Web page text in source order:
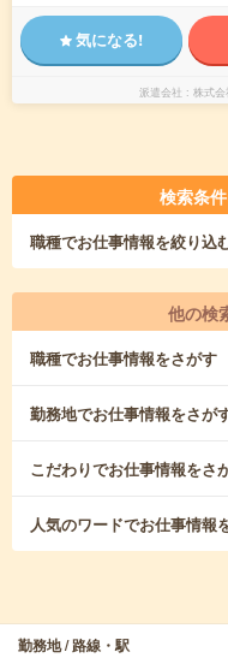
気になる!
派遣会社 株式会
検索条
職種でお仕事情報を絞り込
他の検
職種でお仕事情報をさがす
勤務地でお仕事情報をさが
こだわりでお仕事情報をさ
人気のワードでお仕事情報
勤務地 / 路線・駅